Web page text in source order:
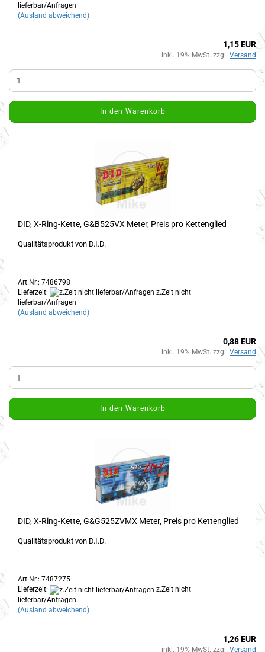
lieferbar/Anfragen
(Ausland abweichend)
1,15 EUR
inkl. 19% MwSt. zzgl. Versand
In den Warenkorb
DID, X-Ring-Kette, G&B525VX Meter, Preis pro Kettenglied
Qualitätsprodukt von D.I.D.
Art.Nr.: 7486798
Lieferzeit:
z.Zeit nicht
lieferbar/Anfragen
(Ausland abweichend)
0,88 EUR
inkl. 19% MwSt. zzgl. Versand
In den Warenkorb
DID, X-Ring-Kette, G&G525ZVMX Meter, Preis pro Kettenglied
Qualitätsprodukt von D.I.D.
Art.Nr.: 7487275
Lieferzeit:
z.Zeit nicht
lieferbar/Anfragen
(Ausland abweichend)
1,26 EUR
inkl. 19% MwSt. zzgl. Versand